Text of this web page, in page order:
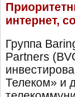
интернет,
Группа
Partners
Телеком» и